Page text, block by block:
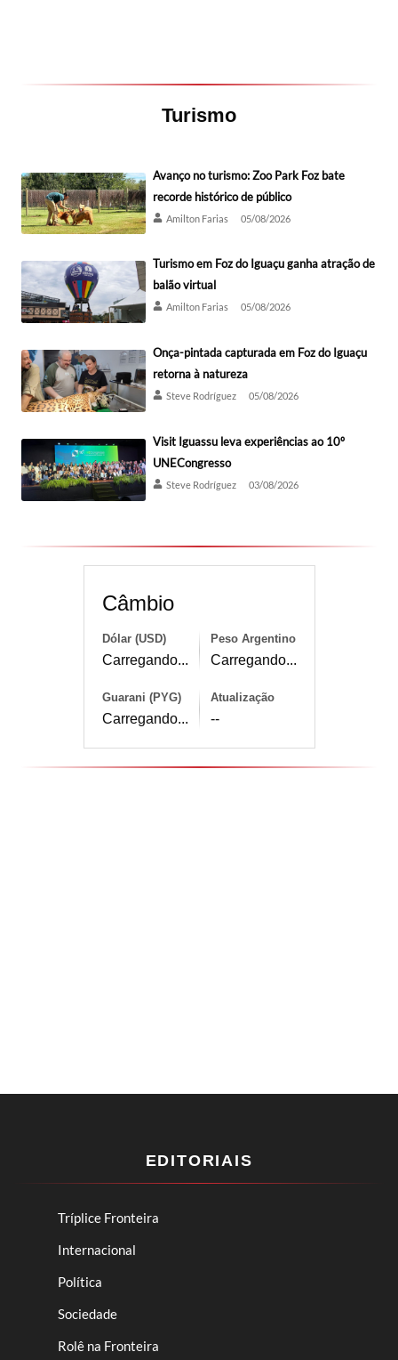
Turismo
Avanço no turismo: Zoo Park Foz bate
recorde histórico de público
Amilton Farias 05/08/2026
Turismo em Foz do Iguaçu ganha atração de
balão virtual
Amilton Farias 05/08/2026
Onça-pintada capturada em Foz do Iguaçu
retorna à natureza
Steve Rodríguez 05/08/2026
Visit Iguassu leva experiências ao 10º
UNECongresso
Steve Rodríguez 03/08/2026
Câmbio
Dólar (USD)
Carregando...
Peso Argentino
Carregando...
Guarani (PYG)
Carregando...
Atualização
--
EDITORIAIS
Tríplice Fronteira
Internacional
Política
Sociedade
Rolê na Fronteira